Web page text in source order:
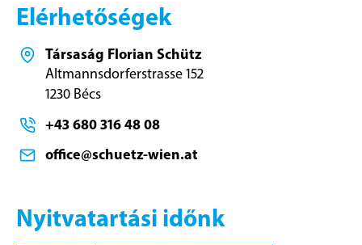
Elérhetőségek
Társaság Florian Schütz
Altmannsdorferstrasse 152
1230 Bécs
+43 680 316 48 08
office@schuetz-wien.at
Nyitvatartási időnk